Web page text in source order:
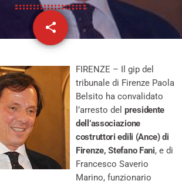
share
email
FIRENZE – Il gip del
tribunale di Firenze Paola
Belsito ha convalidato
l’arresto del presidente
dell’associazione
costruttori edili (Ance) di
Firenze, Stefano Fani, e di
Francesco Saverio
Marino, funzionario